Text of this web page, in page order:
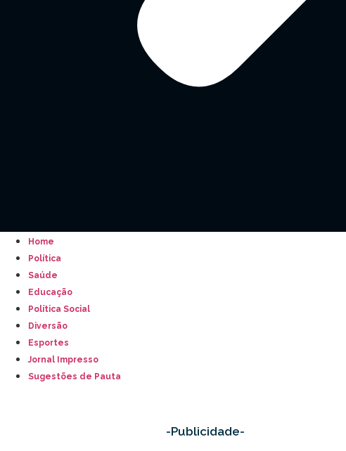
Home
Política
Saúde
Educação
Política Social
Diversão
Esportes
Jornal Impresso
Sugestões de Pauta
-Publicidade-